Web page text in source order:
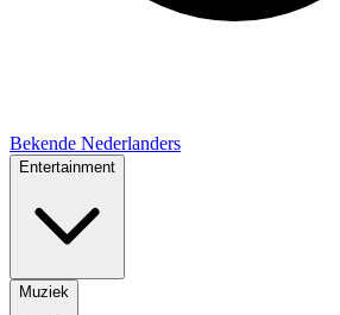
Bekende Nederlanders
Entertainment
Muziek